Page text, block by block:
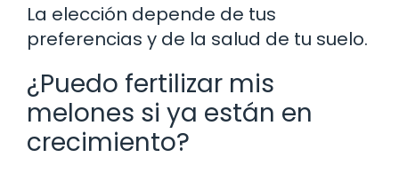
La elección depende de tus
preferencias y de la salud de tu suelo.
¿Puedo fertilizar mis
melones si ya están en
crecimiento?